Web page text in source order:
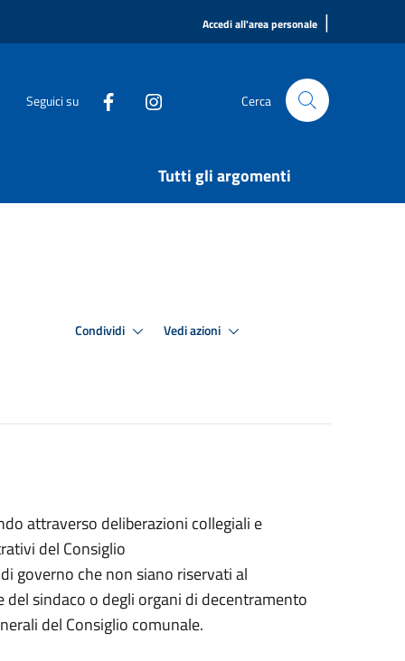
Accedi all'area personale |
Seguici su Cerca
Tutti gli argomenti
Condividi Vedi azioni
attraverso deliberazioni collegiali e
del Consiglio
governo che non siano riservati al
sindaco o degli organi di decentramento
del Consiglio comunale.